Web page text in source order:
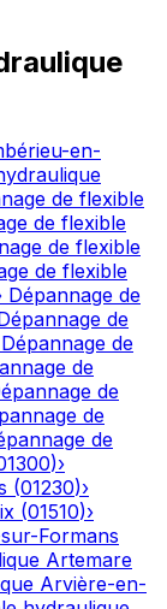
en-
de flexible
de flexible
de flexible
de flexible
Dépannage de
de
Dépannage de
de
de
de
de
)›
(01230)›
(01510)›
Formans
Artemare
Arvière-en-